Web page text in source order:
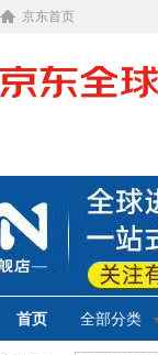
京东首页
首页 全部分类